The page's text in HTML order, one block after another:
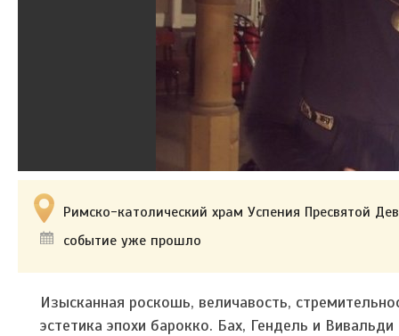
Римско-католический храм Успения Пресвятой
событие уже прошло
Изысканная роскошь, величавость,
эстетика эпохи барокко. Бах, Гендель и